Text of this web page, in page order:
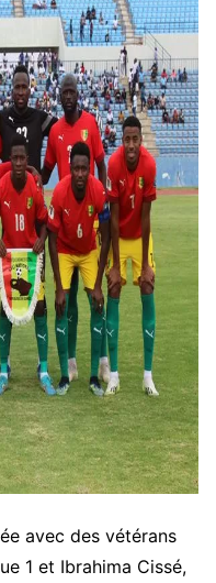
avec des vétérans
1 et Ibrahima Cissé,